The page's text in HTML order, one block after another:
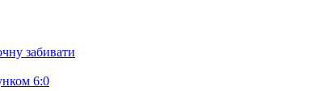
забивати
6:0